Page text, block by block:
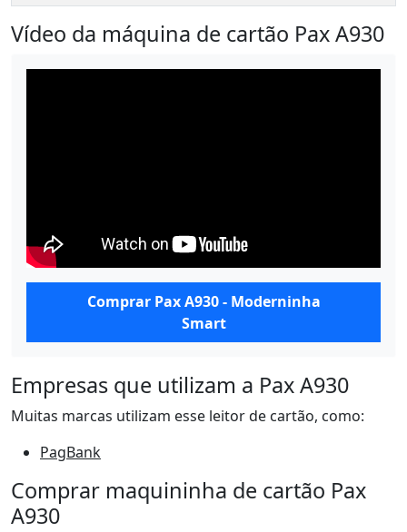
Vídeo da máquina de cartão Pax A930
Comprar Pax A930 - Moderninha
Smart
Empresas que utilizam a Pax A930
Muitas marcas utilizam esse leitor de cartão, como:
PagBank
Comprar maquininha de cartão Pax
A930